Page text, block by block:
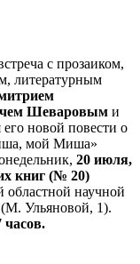
с прозаиком,
литературным
Шеваровым и
его новой повести о
мой Миша»
20 июля,
книг (№ 20)
областной научной
Ульяновой, 1).
часов.